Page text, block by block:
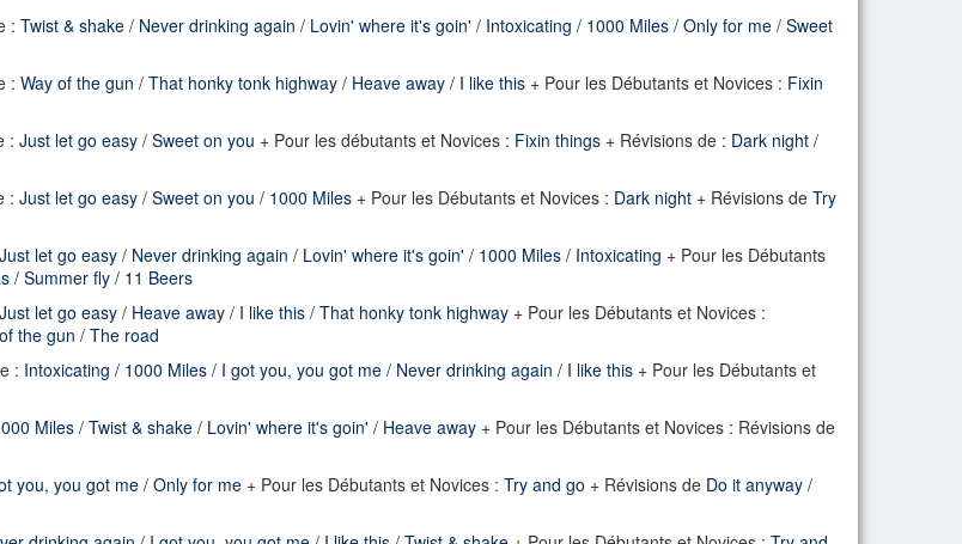
: Twist & shake / Never drinking again / Lovin' where it's goin' / Intoxicating / 1000 Miles / Only for me / Sweet
: Way of the gun / That honky tonk highway / Heave away / I like this + Pour les Débutants et Novices : Fixin
: Just let go easy / Sweet on you + Pour les débutants et Novices : Fixin things + Révisions de : Dark night /
: Just let go easy / Sweet on you / 1000 Miles + Pour les Débutants et Novices : Dark night + Révisions de Try
Just let go easy / Never drinking again / Lovin' where it's goin' / 1000 Miles / Intoxicating + Pour les Débutants
/ Summer fly / 11 Beers
Just let go easy / Heave away / I like this / That honky tonk highway + Pour les Débutants et Novices :
the gun / The road
: Intoxicating / 1000 Miles / I got you, you got me / Never drinking again / I like this + Pour les Débutants et
Miles/ Twist & shake / Lovin' where it's goin' / Heave away + Pour les Débutants et Novices : Révisions de
you, you got me/ Only for me + Pour les Débutants et Novices : Try and go + Révisions de Do it anyway /